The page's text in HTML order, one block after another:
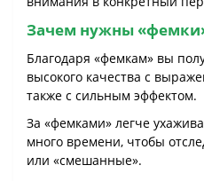
Зачем нужны
Благодаря «фемкам» вы
высокого качества с
также с сильным эффектом.
За «фемками» легче
много времени, чтобы
или «смешанные».